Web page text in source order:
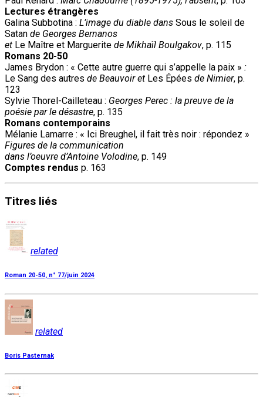
Lectures étrangères
Galina Subbotina : L’image du diable dans Sous le soleil de
Satan de Georges Bernanos
et Le Maître et Marguerite de Mikhaïl Boulgakov, p. 115
Romans 20-50
James Brydon : « Cette autre guerre qui s’appelle la paix » :
Le Sang des autres de Beauvoir et Les Épées de Nimier, p.
123
Sylvie Thorel-Cailleteau : Georges Perec : la preuve de la
poésie par le désastre, p. 135
Romans contemporains
Mélanie Lamarre : « Ici Breughel, il fait très noir : répondez »
Figures de la communication
dans l’oeuvre d’Antoine Volodine, p. 149
Comptes rendus p. 163
Titres liés
related
Roman 20-50, n° 77/juin 2024
related
Boris Pasternak